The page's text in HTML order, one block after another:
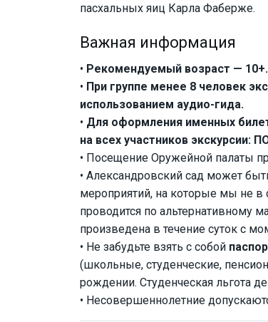
пасхальных яиц Карла Фаберже.
Важная информация
• Рекомендуемый возраст — 10+.
• При группе менее 8 человек
использованием аудио-гида.
• Для оформления именных
на всех участников
• Посещение Оружейной палаты
• Александровский сад может
мероприятий, на которые мы не в
проводится по альтернативному
произведена в течение суток с
• Не забудьте взять с собой
(школьные, студенческие,
рождении. Студенческая льгота
• Несовершеннолетние